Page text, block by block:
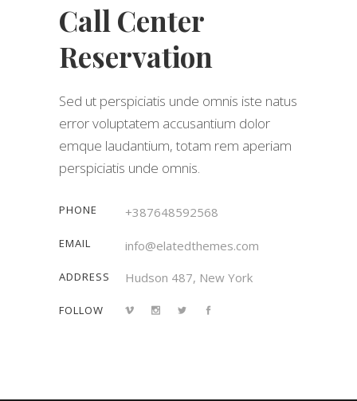
Call Center
Reservation
Sed ut perspiciatis unde omnis iste natus
error voluptatem accusantium dolor
emque laudantium, totam rem aperiam
perspiciatis unde omnis.
PHONE
EMAIL
ADDRESS
FOLLOW
+387648592568
info@elatedthemes.com
Hudson 487, New York